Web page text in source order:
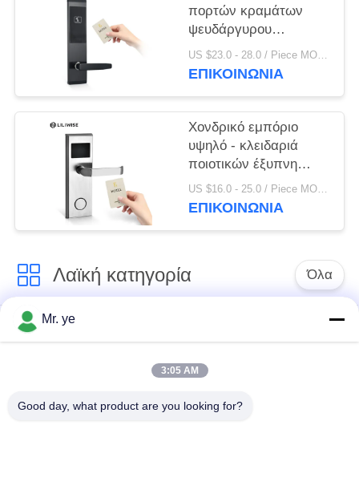
πορτών κραμάτων
ψευδάργυρου
ξενοδοχείων εισόδων
Keyless καρτών
US $23.0 - 28.0 / Piece MOQ:1 η/υ
ΕΠΙΚΟΙΝΩΝΊΑ
Χονδρικό εμπόριο
υψηλό - κλειδαριά
ποιοτικών έξυπνη
ψηφιακή ηλεκτρονική
RFID ξενοδοχείων με
US $16.0 - 25.0 / Piece MOQ:1
ΕΠΙΚΟΙΝΩΝΊΑ
Λαϊκή κατηγορία Όλα
Ηλεκτρονικές
αποτυπωμάτων
κλείδωμα θυρών
Κλειδαριά πορτών
Mr. ye
3:05 AM
Good day, what product are you looking for?